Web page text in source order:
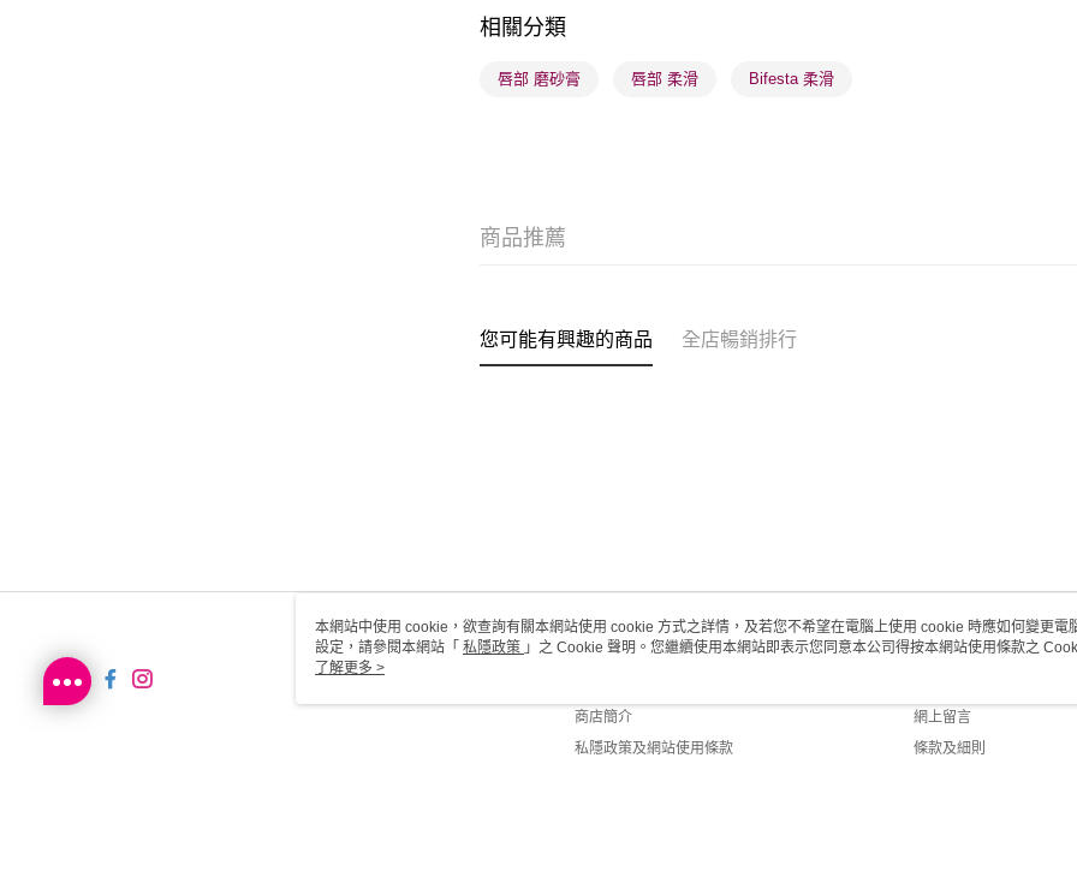
相關分類
唇部 磨砂膏 唇部 柔滑 Bifesta 柔滑
商品推薦
您可能有興趣的商品 全店暢銷排行
關於我們
商店簡介
私隱政策及網站使用條款
客戶服務
網上留言
條款及細則
本網站中使用 cookie，欲查詢有關本網站使用 cookie 方式之詳情，及若您不希望在電腦上使用 cookie 時應如何變更電
設定，請參閱本網站「 私隱政策 」之 Cookie 聲明。您繼續使用本網站即表示您同意本公司得按本網站使用條款之
用 cookie。
了解更多 >